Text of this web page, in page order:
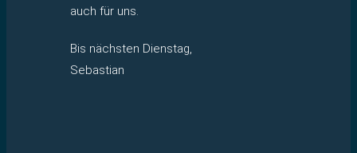
auch für uns.
Bis nächsten Dienstag,
Sebastian